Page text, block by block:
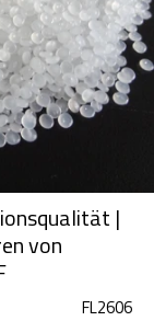
|
von
FL2606